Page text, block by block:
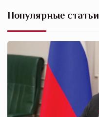
Популярные статьи